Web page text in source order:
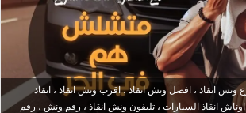
انقاذ ، افضل ونش انقاذ ، اقرب ونش انقاذ ، انقاذ
انقاذ السيارات ، تليفون ونش انقاذ ، رقم ونش ، رقم